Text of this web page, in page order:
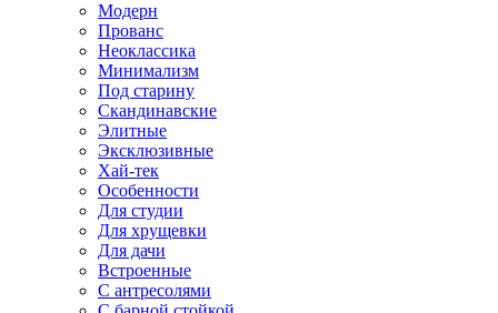
Модерн
Прованс
Неоклассика
Минимализм
Под старину
Скандинавские
Элитные
Эксклюзивные
Хай-тек
Особенности
Для студии
Для хрущевки
Для дачи
Встроенные
С антресолями